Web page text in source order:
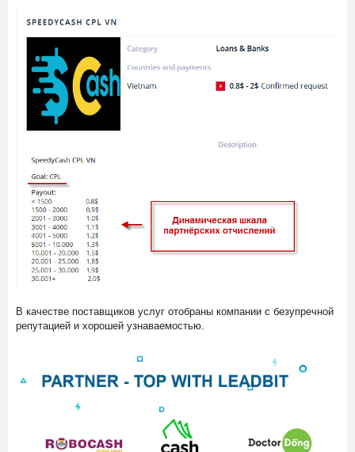
В качестве поставщиков услуг отобраны компании с безупречной
репутацией и хорошей узнаваемостью.